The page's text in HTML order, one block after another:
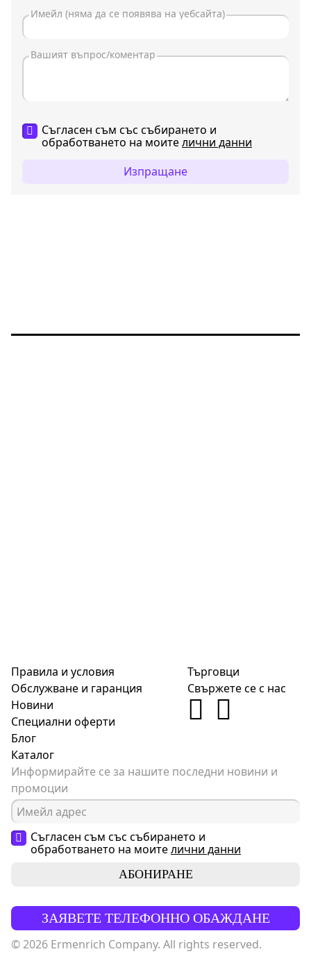
Съгласен съм със събирането и
обработването на моителични данни
Изпращане
Правила и условия
Обслужване и гаранция
Новини
Специални оферти
Блог
Каталог
Търговци
Свържете се с нас
Информирайте се за нашите последни новини и
промоции
Съгласен съм със събирането и
обработването на моителични данни
АБОНИРАНЕ
ЗАЯВЕТЕ ТЕЛЕФОННО ОБАЖДАНЕ
© 2026 Ermenrich Company. All rights reserved.